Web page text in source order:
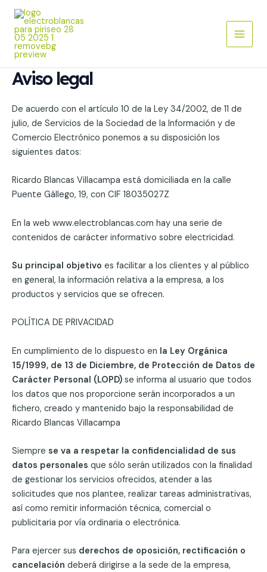
contenido
Menu
Aviso legal
De acuerdo con el artículo 10 de la Ley 34/2002, de 11 de
julio, de Servicios de la Sociedad de la Información y de
Comercio Electrónico ponemos a su disposición los
siguientes datos:
Ricardo Blancas Villacampa está domiciliada en la calle
Puente Gállego, 19, con CIF 18035027Z
En la web www.electroblancas.com hay una serie de
contenidos de carácter informativo sobre electricidad.
Su principal objetivo es facilitar a los clientes y al público
en general, la información relativa a la empresa, a los
productos y servicios que se ofrecen.
POLÍTICA DE PRIVACIDAD
En cumplimiento de lo dispuesto en la Ley Orgánica
15/1999, de 13 de Diciembre, de Protección de Datos de
Carácter Personal (LOPD) se informa al usuario que todos
los datos que nos proporcione serán incorporados a un
fichero, creado y mantenido bajo la responsabilidad de
Ricardo Blancas Villacampa
Siempre se va a respetar la confidencialidad de sus
datos personales que sólo serán utilizados con la finalidad
de gestionar los servicios ofrecidos, atender a las
solicitudes que nos plantee, realizar tareas administrativas,
así como remitir información técnica, comercial o
publicitaria por vía ordinaria o electrónica.
Para ejercer sus derechos de oposición, rectificación o
cancelación deberá dirigirse a la sede de la empresa,